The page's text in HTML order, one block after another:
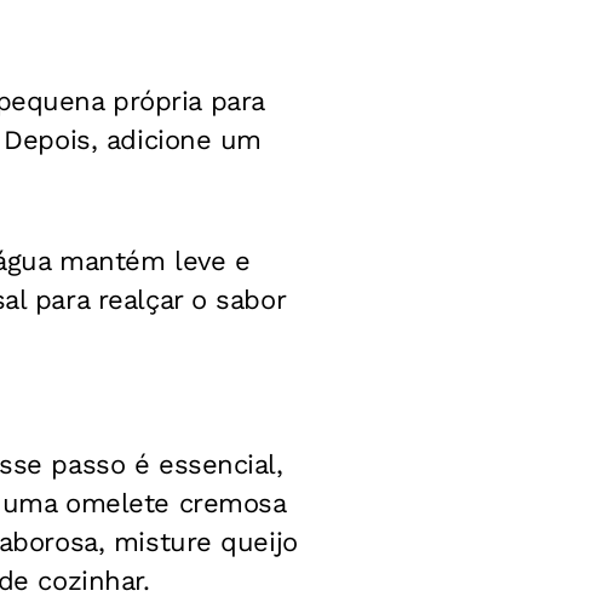
própria para
adicione um
mantém leve e
para realçar o sabor
passo é essencial,
omelete cremosa
misture queijo
cozinhar.